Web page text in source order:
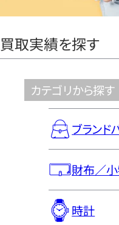
買取実績を探す
カテゴリから探す
ブランド
財布／
時計